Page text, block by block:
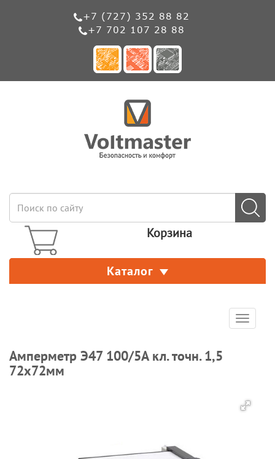
+7 (727) 352 88 82
+7 702 107 28 88
Корзина
Каталог
Toggle
Амперметр Э47 100/5А кл. точн. 1,5
72х72мм